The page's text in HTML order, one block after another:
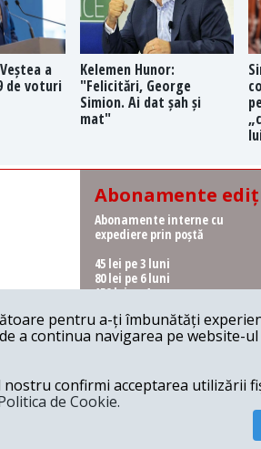
a
de voturi
Kelemen Hunor:
"Felicitări, George
Simion. Ai dat șah și
mat"
Abonamente
Abonamente interne cu
expediere prin poștă
45 lei pe 3 luni
80 lei pe 6 luni
150 lei pe 1 an
Abonamente interne cu
ridicare de la redacție
62 lei pe 6 luni
115 lei pe 1 an
© 2026
pentru a-ți îmbunătăți
a continua navigarea pe
confirmi acceptarea utilizării
de Cookie.